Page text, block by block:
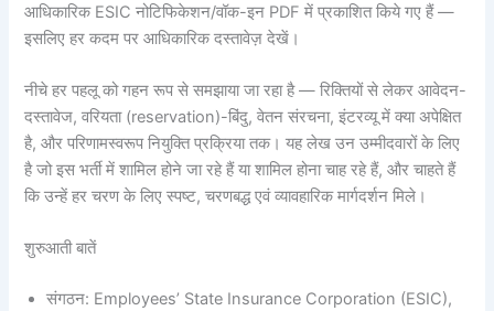
आधिकारिक ESIC नोटिफिकेशन/वॉक-इन PDF में प्रकाशित किये गए हैं —
इसलिए हर कदम पर आधिकारिक दस्तावेज़ देखें।
नीचे हर पहलू को गहन रूप से समझाया जा रहा है — रिक्तियों से लेकर आवेदन-
दस्तावेज, वरियता (reservation)-बिंदु, वेतन संरचना, इंटरव्यू में क्या अपेक्षित
है, और परिणामस्वरूप नियुक्ति प्रक्रिया तक। यह लेख उन उम्मीदवारों के लिए
है जो इस भर्ती में शामिल होने जा रहे हैं या शामिल होना चाह रहे हैं, और चाहते हैं
कि उन्हें हर चरण के लिए स्पष्ट, चरणबद्ध एवं व्यावहारिक मार्गदर्शन मिले।
शुरुआती बातें
संगठन: Employees’ State Insurance Corporation (ESIC),